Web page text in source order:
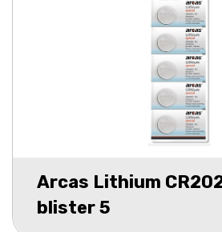
Arcas Lithium
blister 5